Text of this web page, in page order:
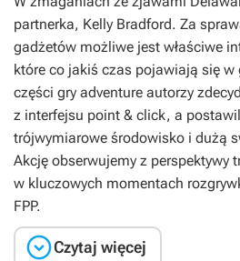
partnerka, Kelly Bradford. Za
gadżetów możliwe jest właściwe
które co jakiś czas pojawiają się w
części gry adventure autorzy
z interfejsu point & click, a
trójwymiarowe środowisko i dużą
Akcję obserwujemy z perspektywy
w kluczowych momentach
FPP.
Czytaj więcej